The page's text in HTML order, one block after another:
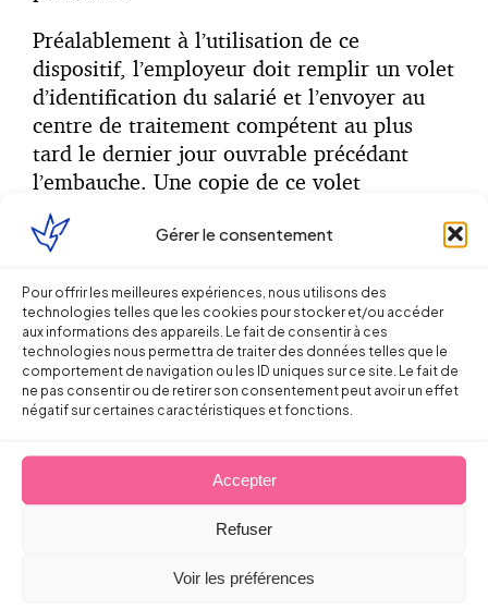
Gérer le consentement
Pour offrir les meilleures expériences, nous utilisons des
technologies telles que les cookies pour stocker et/ou accéder
aux informations des appareils. Le fait de consentir à ces
technologies nous permettra de traiter des données telles que le
comportement de navigation ou les ID uniques sur ce site. Le fait de
ne pas consentir ou de retirer son consentement peut avoir un effet
négatif sur certaines caractéristiques et fonctions.
Accepter
Refuser
Voir les préférences
Préalablement à l’utilisation de ce
dispositif, l’employeur doit remplir un volet
d’identification du salarié et l’envoyer au
centre de traitement compétent au plus
tard le dernier jour ouvrable précédant
l’embauche. Une copie de ce volet
d’identification doit être transmise «
délai
» par l’employeur au salarié (articles
Cette procédure préalable doit être
respectée scrupuleusement, comme en
atteste un arrêt de la chambre sociale de la
Cour de cassation du 3 mai 2016 (n°14-
En l’espèce, un salarié embauché en contrat
à durée déterminée à temps partiel via le
dispositif Tese demande la requalification
de son contrat en contrat à durée
déterminée à temps plein en raison de la